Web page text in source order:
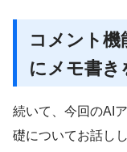
コメント
にメモ書き
続いて、今回のAI
礎についてお話し